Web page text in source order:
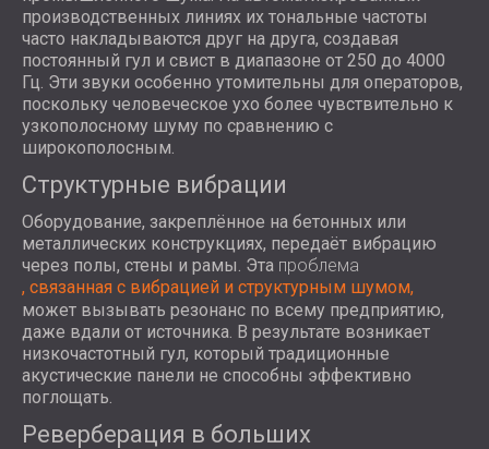
производственных линиях их тональные частоты
часто накладываются друг на друга, создавая
постоянный гул и свист в диапазоне от 250 до 4000
Гц. Эти звуки особенно утомительны для операторов,
поскольку человеческое ухо более чувствительно к
узкополосному шуму по сравнению с
широкополосным.
Структурные вибрации
Оборудование, закреплённое на бетонных или
металлических конструкциях, передаёт вибрацию
через полы, стены и рамы. Эта проблема
, связанная с вибрацией и структурным шумом,
может вызывать резонанс по всему предприятию,
даже вдали от источника. В результате возникает
низкочастотный гул, который традиционные
акустические панели не способны эффективно
поглощать.
Реверберация в больших